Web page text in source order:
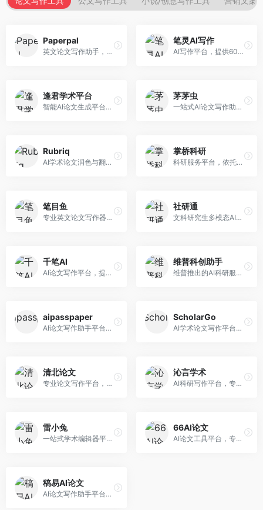
Paperpal
英文论文写作助手，专注于学术英语润色。面向需要发表国际期刊的研究者，提供语法检查、学术表达优化、格式规范等服务，英语表达地道专业。
笔灵AI写作
AI写作平台，提供600+写作模板。面向学生、职场人士和内容创作者，支持论文、公文、营销文案等多种文体，模板丰富，一键生成，写作效率大幅提升。
逢君学术平台
智能AI论文生成平台，支持查重检测。面向高校学生和研究人员，提供论文选题、内容生成、查重修改等一站式服务，学术写作流程完整。
茅茅虫
一站式AI论文写作助手，覆盖学术写作全场景。面向高校学生和科研人员，提供开题报告、文献综述、论文正文等写作服务，支持多学科多类型论文，操作简便。
Rubriq
AI学术论文润色与翻译平台。面向国际期刊投稿者，提供论文润色、翻译、格式调整等服务，支持多语言，学术表达专业规范。
掌桥科研
科研服务平台，依托3亿+真实文献数据库。面向学术研究者和学生，提供文献检索、论文写作、科研数据分析等服务，文献资源丰富，学术支持专业。
笔目鱼
专业英文论文写作器，支持学术论文全流程。面向留学生和国际期刊投稿者，提供英文论文撰写、润色、格式调整等服务，学术英语表达规范。
社研通
文科研究生多模态AI学术写作平台。面向文科研究生和社科研究者，提供文献综述、理论分析、定性研究辅助等服务，文科研究方法论支持完善。
千笔AI
AI论文写作平台，提供无限改稿服务。面向高校学生和学术研究者，支持论文选题、大纲生成、内容撰写、查重修改等全流程服务，改稿次数不限，服务质量有保障。
维普科创助手
维普推出的AI科研服务平台，整合学术资源与智能写作。面向科研人员和高校师生，提供文献检索、论文写作、查重检测等一站式服务，学术资源权威可靠。
aipasspaper
AI论文写作助手平台，提供智能化的学术写作支持。面向大学生和研究人员，支持多种学科论文生成，提供参考文献管理和格式规范服务，写作效率高。
ScholarGo
AI学术论文写作平台，专注于理工科领域的逻辑构建。面向理工科研究生和科研工作者，提供公式编辑、数据分析、论文结构优化等服务，理工科写作逻辑严谨。
清北论文
专业论文写作平台，依托高校学术资源。面向本科生和研究生，提供论文指导、写作辅助、查重检测等服务，学术规范性强，适合追求高质量论文的用户。
沁言学术
AI科研写作平台，专注于学术研究辅助。面向研究生和科研工作者，提供文献分析、研究方法指导、论文撰写等服务，学术资源丰富，研究支持全面。
雷小兔
一站式学术编辑器平台，覆盖论文写作全流程。面向高校学生和科研人员，提供选题分析、文献检索、论文生成、查重降重等服务，操作流程清晰，学术写作效率显著提升。
66AI论文
AI论文工具平台，专注于高质量低查重论文生成。面向大学生和研究生，提供论文写作、降重修改等服务，生成内容原创度高，查重率低。
稿易AI论文
AI论文写作助手平台，提供智能化学术写作支持。面向高校学生，支持多种论文类型生成，提供参考文献管理和格式规范服务，操作流程简单。